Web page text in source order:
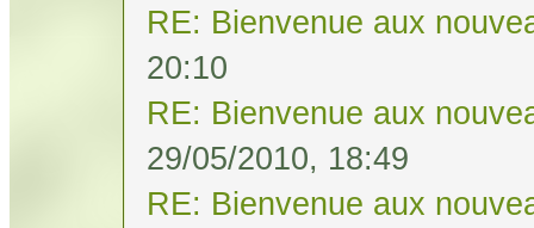
RE: Bienvenue aux
20:10
RE: Bienvenue aux
29/05/2010, 18:49
RE: Bienvenue aux